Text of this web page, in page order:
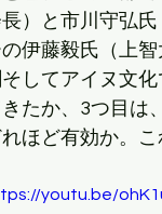
）と市川守弘
伊藤毅氏（上
してアイヌ文
たか、3つ目は
れほど有効か。
youtu.be/